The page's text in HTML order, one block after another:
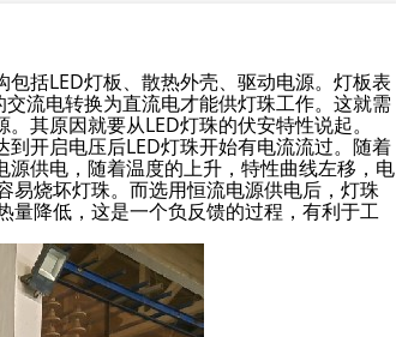
括LED灯板、散热外壳、驱动电源。灯板表
流电转换为直流电才能供灯珠工作。这就需
其原因就要从LED灯珠的伏安特性说起。
开启电压后LED灯珠开始有电流流过。随着
供电，随着温度的上升，特性曲线左移，电
易烧坏灯珠。而选用恒流电源供电后，灯珠
量降低，这是一个负反馈的过程，有利于工